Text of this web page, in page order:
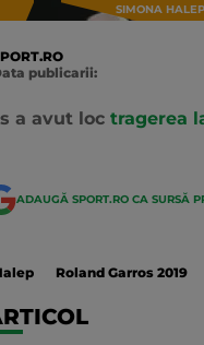
SIMONA
publicarii:
a avut loc tragerea
ADAUGĂ SPORT.RO CA SURSĂ
Roland Garros 2019